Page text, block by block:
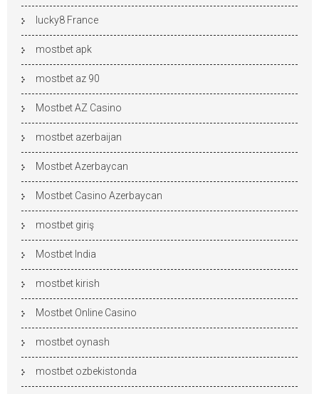
lucky8 France
mostbet apk
mostbet az 90
Mostbet AZ Casino
mostbet azerbaijan
Mostbet Azerbaycan
Mostbet Casino Azerbaycan
mostbet giriş
Mostbet India
mostbet kirish
Mostbet Online Casino
mostbet oynash
mostbet ozbekistonda